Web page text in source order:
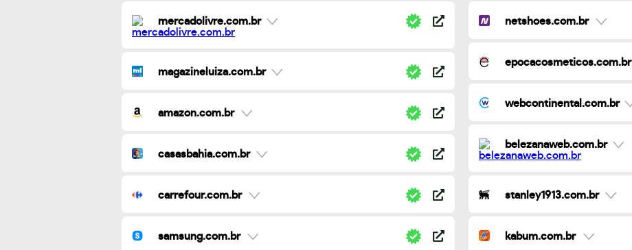
mercadolivre.com.br
magazineluiza.com.br
amazon.com.br
casasbahia.com.br
carrefour.com.br
samsung.com.br
netshoes.com.br
epocacosmeticos.com.br
webcontinental.com.br
belezanaweb.com.br
stanley1913.com.br
kabum.com.br